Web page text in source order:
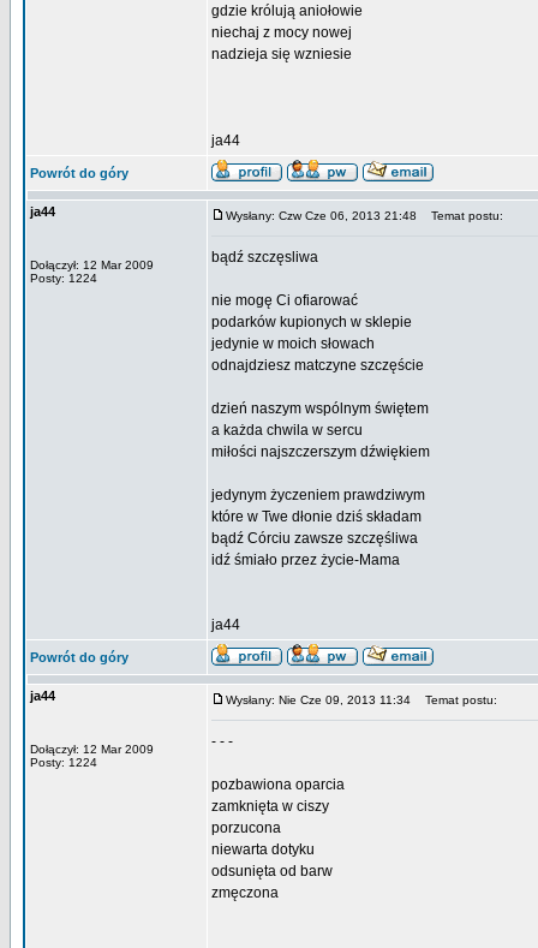
gdzie królują aniołowie
niechaj z mocy nowej
nadzieja się wzniesie
ja44
Powrót do góry
ja44
Dołączył: 12 Mar 2009
Posty: 1224
Wysłany: Czw Cze 06, 2013 21:48 Temat postu:
bądź szczęsliwa
nie mogę Ci ofiarować
podarków kupionych w sklepie
jedynie w moich słowach
odnajdziesz matczyne szczęście
dzień naszym wspólnym świętem
a każda chwila w sercu
miłości najszczerszym dźwiękiem
jedynym życzeniem prawdziwym
które w Twe dłonie dziś składam
bądź Córciu zawsze szczęśliwa
idź śmiało przez życie-Mama
ja44
Powrót do góry
ja44
Dołączył: 12 Mar 2009
Posty: 1224
Wysłany: Nie Cze 09, 2013 11:34 Temat postu:
- - -
pozbawiona oparcia
zamknięta w ciszy
porzucona
niewarta dotyku
odsunięta od barw
zmęczona